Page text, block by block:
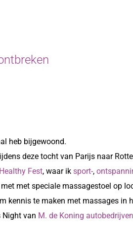
heb bijgewoond.
deze tocht van Parijs naar
Healthy Fest, waar ik sport-,
met speciale massagestoel op
kennis te maken met massages in
Night van M. de Koning autobedrijven